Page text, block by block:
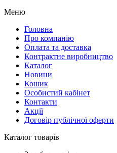
Меню
Головна
Про компанію
Оплата та доставка
Контрактне виробництво
Каталог
Новини
Кошик
Особистий кабінет
Контакти
Акції
Договір публічної оферти
Каталог товарів